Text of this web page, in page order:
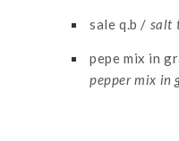
sale q.b / salt
pepe mix in
pepper mix in